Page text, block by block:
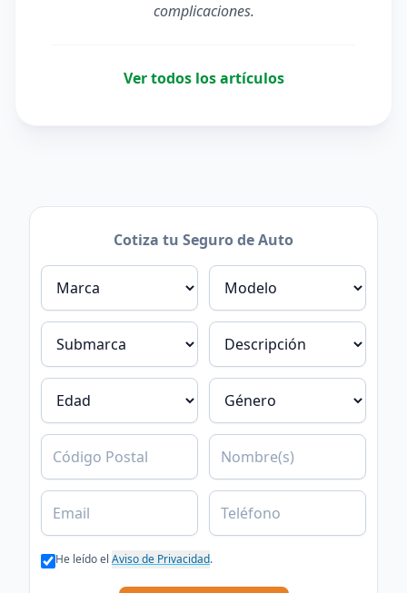
complicaciones.
Ver todos los artículos
Cotiza tu Seguro de Auto
Marca
Modelo
Submarca Descripción
Edad Género
C.P. Nombre
Email Teléfono
He leído el Aviso de Privacidad.